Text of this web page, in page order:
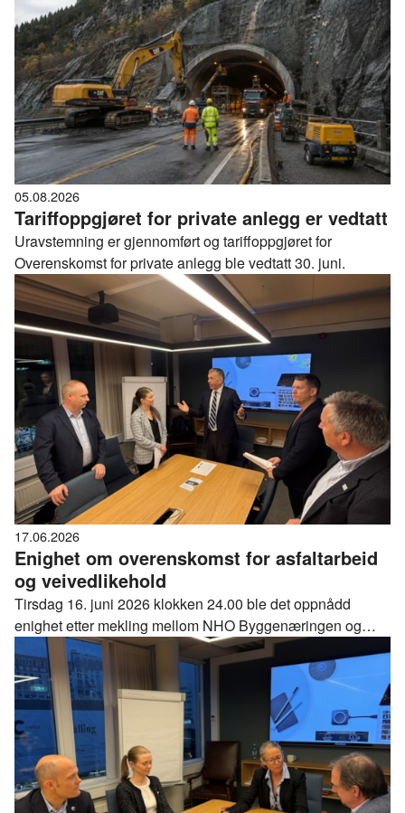
05.08.2026
Tariffoppgjøret for private anlegg er vedtatt
Uravstemning er gjennomført og tariffoppgjøret for
Overenskomst for private anlegg ble vedtatt 30. juni.
17.06.2026
Enighet om overenskomst for asfaltarbeid
og veivedlikehold
Tirsdag 16. juni 2026 klokken 24.00 ble det oppnådd
enighet etter mekling mellom NHO Byggenæringen og
arbeidstakerorganisasjonene Norsk Arbeidsmandsforbund
og Fellesforbundet i lønnsoppgjøret for Overenskomst for
asfaltarbeid og veivedlikehold.